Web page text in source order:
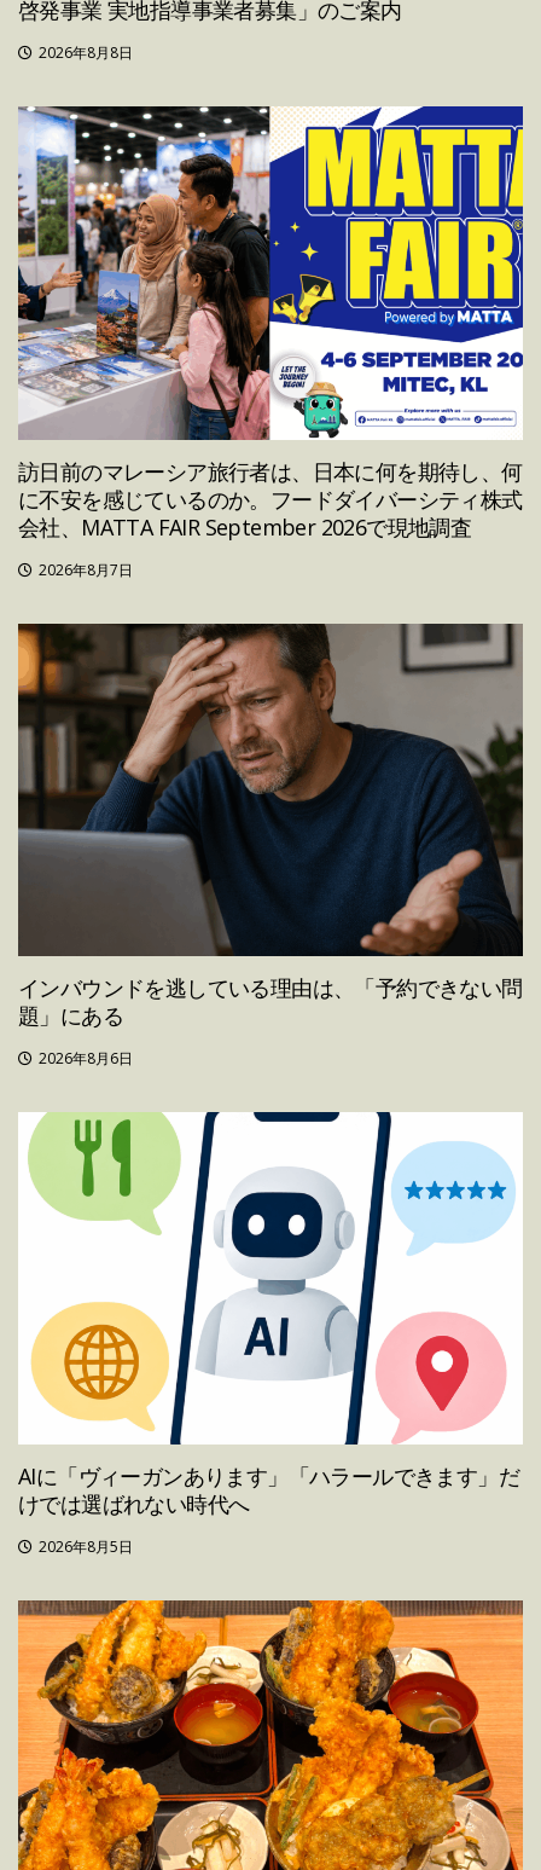
啓発事業 実地指導事業者募集」のご案内
2026年8月8日
訪日前のマレーシア旅行者は、日本に何を期待し、何
に不安を感じているのか。フードダイバーシティ株式
会社、MATTA FAIR September 2026で現地調査
2026年8月7日
インバウンドを逃している理由は、「予約できない問
題」にある
2026年8月6日
AIに「ヴィーガンあります」「ハラールできます」だ
けでは選ばれない時代へ
2026年8月5日